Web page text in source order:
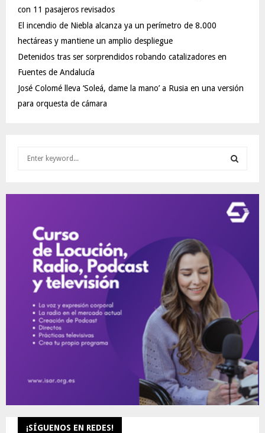
con 11 pasajeros revisados
El incendio de Niebla alcanza ya un perímetro de 8.000
hectáreas y mantiene un amplio despliegue
Detenidos tras ser sorprendidos robando catalizadores en
Fuentes de Andalucía
José Colomé lleva ‘Soleá, dame la mano’ a Rusia en una versión
para orquesta de cámara
E
¡SÍGUENOS EN REDES!